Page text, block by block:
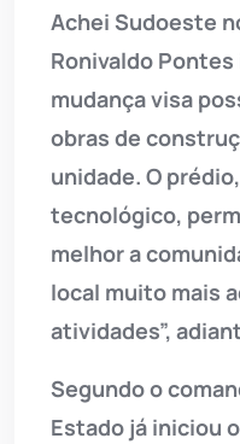
Achei Sudoeste
Ronivaldo
mudança visa
obras de
unidade. O
tecnológico,
melhor a
local muito mais
atividades”,
Segundo o
Estado já iniciou